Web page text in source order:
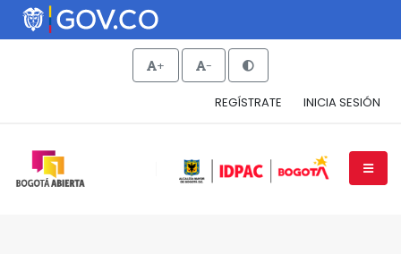
+ -
REGÍSTRATE INICIA SESIÓN